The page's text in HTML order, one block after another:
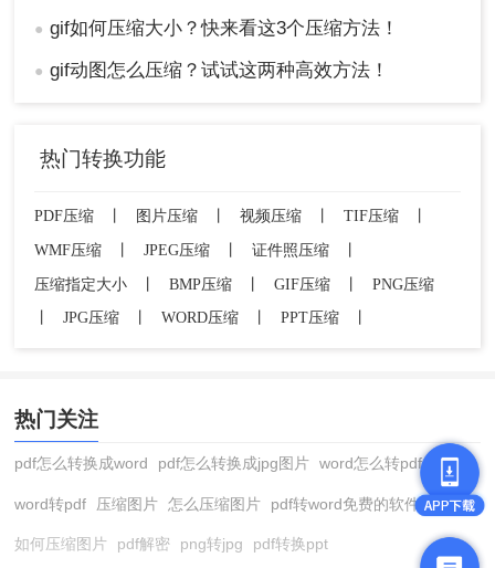
● gif如何压缩大小？快来看这3个压缩方法！
● gif动图怎么压缩？试试这两种高效方法！
热门转换功能
PDF压缩 图片压缩 视频压缩 TIF压缩
WMF压缩
丨 JPEG压缩 丨 证件照压缩
丨
压缩指定大小
丨 BMP压缩 丨 GIF压缩 丨
PNG压缩
JPG压缩 WORD压缩 PPT压缩
热门关注
pdf怎么转换成word pdf怎么转换成jpg图片 word怎么转pdf
word转pdf 压缩图片 怎么压缩图片 pdf转word免费的软件
如何压缩图片 pdf解密 png转jpg pdf转换ppt